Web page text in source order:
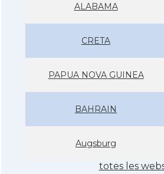
ALABAMA
CRETA
PAPUA NOVA GUINEA
BAHRAIN
Augsburg
totes les